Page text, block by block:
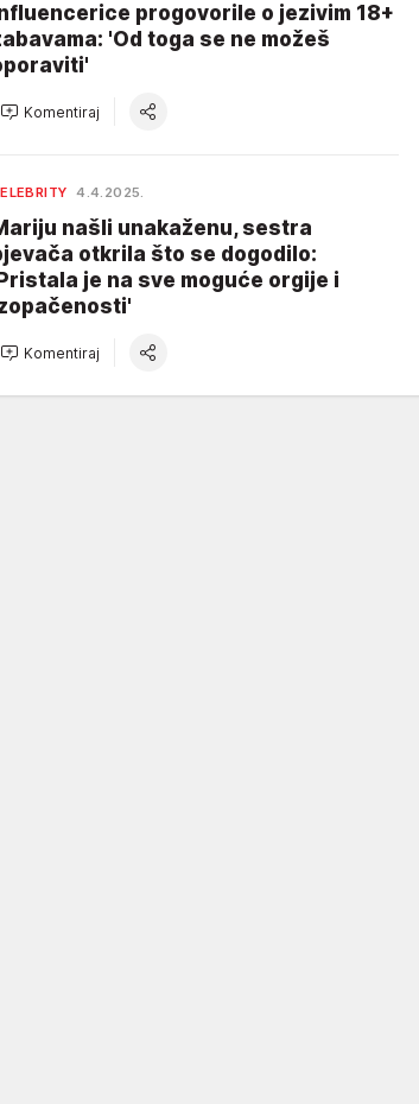
progovorile o jezivim 18+
'Od toga se ne možeš
Komentiraj
4.4.2025.
našli unakaženu, sestra
otkrila što se dogodilo:
je na sve moguće orgije i
Komentiraj